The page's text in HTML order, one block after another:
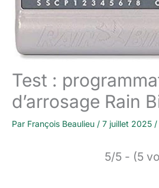
Test :
d’arrosage Rain
Par François Beaulieu / 7 juillet 2025 /
5/5 - (5